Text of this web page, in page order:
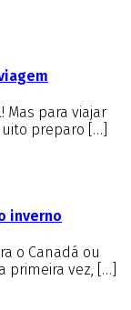
Mas para viajar
preparo […]
inverno
o Canadá ou
primeira vez, […]